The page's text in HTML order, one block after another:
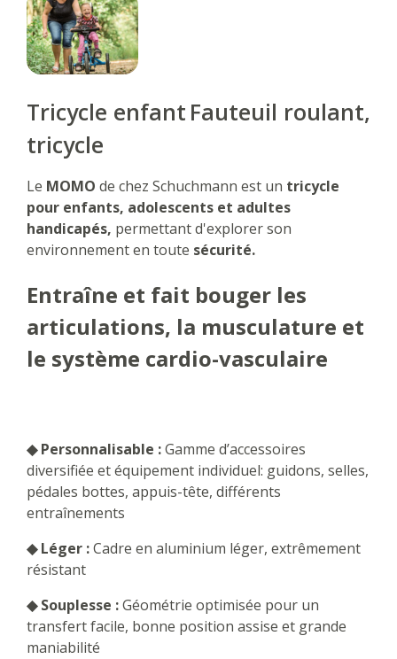
Tricycle enfant Fauteuil roulant,
tricycle
Le MOMO de chez Schuchmann est un tricycle
pour enfants, adolescents et adultes
handicapés, permettant d'explorer son
environnement en toute sécurité.
Entraîne et fait bouger les
articulations, la musculature et
le système cardio-vasculaire
◆ Personnalisable :Gamme d’accessoires
diversifiée et équipement individuel: guidons, selles,
pédales bottes, appuis-tête, différents
entraînements
◆ Léger :Cadre en aluminium léger, extrêmement
résistant
◆ Souplesse :Géométrie optimisée pour un
transfert facile, bonne position assise et grande
maniabilité